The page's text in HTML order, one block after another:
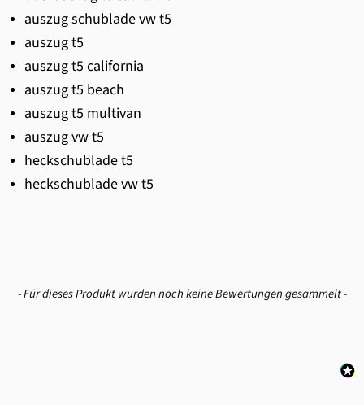
auszug schublade vw t5
auszug t5
auszug t5 california
auszug t5 beach
auszug t5 multivan
auszug vw t5
heckschublade t5
heckschublade vw t5
- Für dieses Produkt wurden noch keine Bewertungen gesammelt -
New content loaded